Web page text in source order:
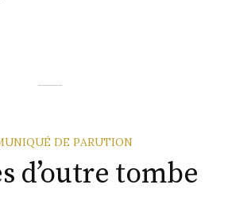
DE PARUTION
d’outre tombe